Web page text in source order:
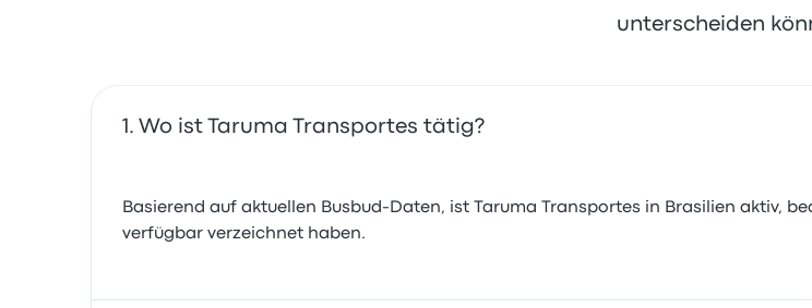
unterscheiden
Wo ist Taruma Transportes tätig?
Basierend auf aktuellen Busbud-Daten, ist Taruma Transportes in Brasilien aktiv,
verfügbar verzeichnet haben.